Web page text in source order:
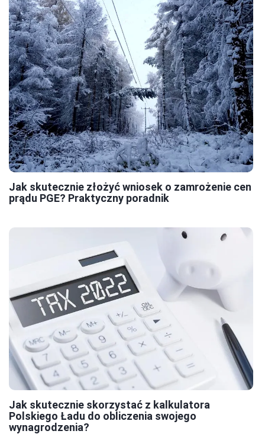
Jak skutecznie złożyć wniosek o zamrożenie cen
prądu PGE? Praktyczny poradnik
Jak skutecznie skorzystać z kalkulatora
Polskiego Ładu do obliczenia swojego
wynagrodzenia?